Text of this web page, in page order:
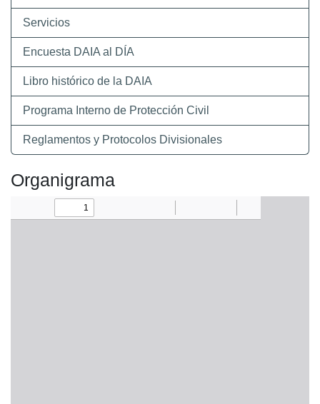
Servicios
Encuesta DAIA al DÍA
Libro histórico de la DAIA
Programa Interno de Protección Civil
Reglamentos y Protocolos Divisionales
Organigrama